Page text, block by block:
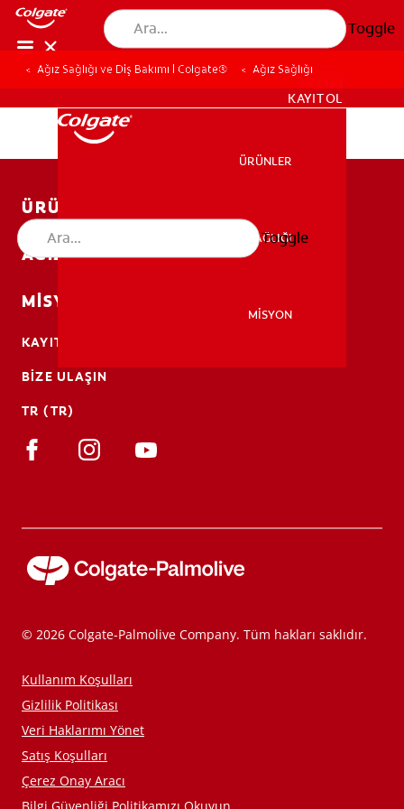
Toggle
MİSYON
KAYIT OL
KAYIT OL
ÜRÜNLER
AĞIZ SAĞLIĞI
MİSYON
Toggle
Ağız Sağlığı ve Diş Bakımı | Colgate® Ağız Sağlığı
ÜRÜNLER
AĞIZ SAĞLIĞI
MISYON
KAYIT OL
BIZE ULAŞIN
TR (TR)
© 2026 Colgate-Palmolive Company. Tüm hakları saklıdır.
Kullanım Koşulları
Gizlilik Politikası
Veri Haklarımı Yönet
Satış Koşulları
Çerez Onay Aracı